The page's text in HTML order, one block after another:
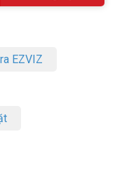
EZVIZ